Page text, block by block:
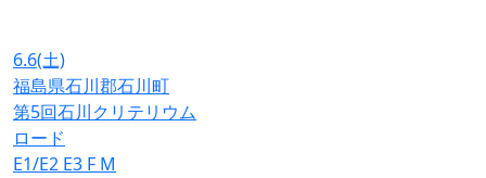
6.6(土)
福島県石川郡石川町
第5回石川クリテリウム
ロード
E1/E2 E3 F M